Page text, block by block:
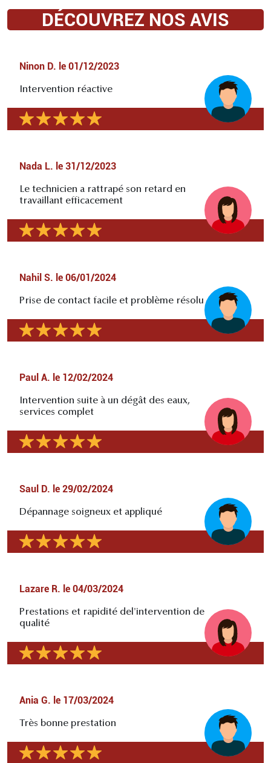
DÉCOUVREZ NOS AVIS
Ninon D. le 01/12/2023
Intervention réactive
Nada L. le 31/12/2023
Le technicien a rattrapé son retard en
travaillant efficacement
Nahil S. le 06/01/2024
Prise de contact facile et problème résolu
Paul A. le 12/02/2024
Intervention suite à un dégât des eaux,
services complet
Saul D. le 29/02/2024
Dépannage soigneux et appliqué
Lazare R. le 04/03/2024
Prestations et rapidité del'intervention de
qualité
Ania G. le 17/03/2024
Très bonne prestation